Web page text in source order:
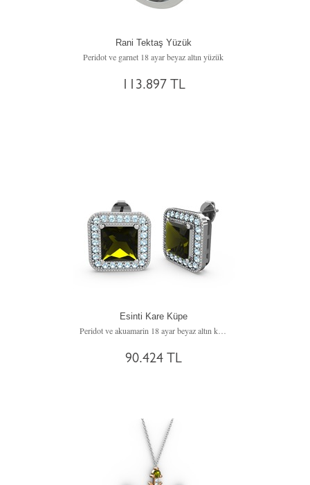
Rani Tektaş Yüzük
Peridot ve garnet 18 ayar beyaz altın yüzük
113.897 TL
Esinti Kare Küpe
Peridot ve akuamarin 18 ayar beyaz altın küpe
90.424 TL